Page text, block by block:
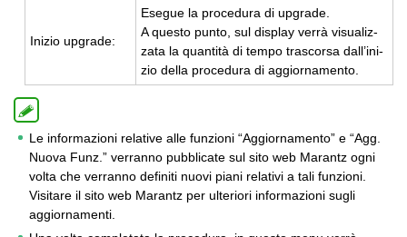
Ini­zio up­gra­de:
Ese­gue la pro­ce­du­ra di up­gra­de.
A que­sto punto, sul di­splay verrà vi­sua­liz­
za­ta la quan­ti­tà di tempo tra­scor­sa dal­l’i­ni­
zio della pro­ce­du­ra di ag­gior­na­men­to.
Le informazioni relative alle funzioni “Aggiornamento” e “Agg.
Nuova Funz.” verranno pubblicate sul sito web Marantz ogni
volta che verranno definiti nuovi piani relativi a tali funzioni.
Visitare il sito web Marantz per ulteriori informazioni sugli
aggiornamenti.